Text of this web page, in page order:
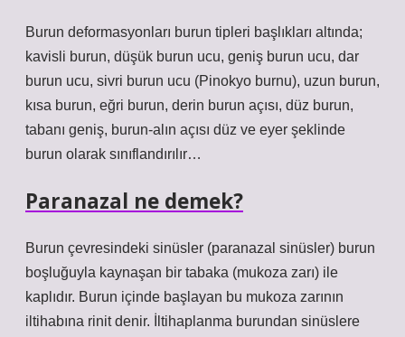
Burun deformasyonları burun tipleri başlıkları altında;
kavisli burun, düşük burun ucu, geniş burun ucu, dar
burun ucu, sivri burun ucu (Pinokyo burnu), uzun burun,
kısa burun, eğri burun, derin burun açısı, düz burun,
tabanı geniş, burun-alın açısı düz ve eyer şeklinde
burun olarak sınıflandırılır…
Paranazal ne demek?
Burun çevresindeki sinüsler (paranazal sinüsler) burun
boşluğuyla kaynaşan bir tabaka (mukoza zarı) ile
kaplıdır. Burun içinde başlayan bu mukoza zarının
iltihabına rinit denir. İltihaplanma burundan sinüslere